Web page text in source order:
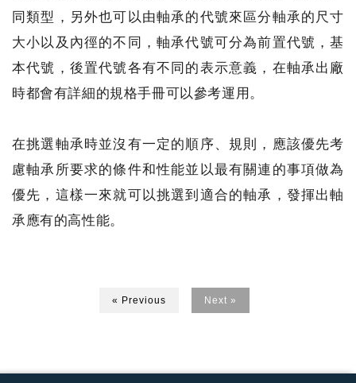
同類型，另外也可以由軸承的代號來區分軸承的尺寸
大小以及內徑的不同，軸承代號可分為前置代號，基
本代號，後置代號各有不同的表示意義，在軸承出廠
時都會有詳細的規格手冊可以參考運用。
在挑選軸承時並沒有一定的順序、規則，應該優先考
慮軸承所要求的條件和性能並以最有關連的事項做為
優先，這樣一來就可以挑選到適合的軸承，發揮出軸
承應有的高性能。
« Previous Next »